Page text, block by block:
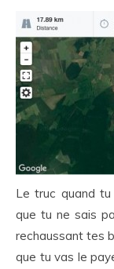
Le truc quand
que tu ne sais
rechaussant tes
que tu vas le